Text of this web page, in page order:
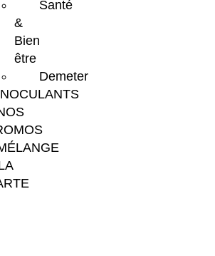
Santé
&
Bien
être
Demeter